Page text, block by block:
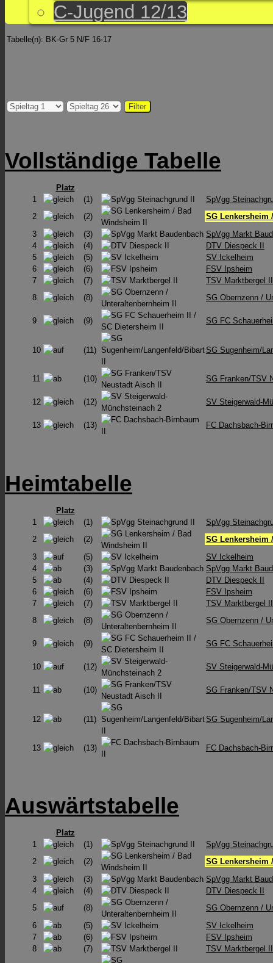
C-Jugend 12/13
Tabelle(n): BK-Gr 5 N/F 16-17
Vollständige Tabelle
Platz
1
(1)
SpVgg
2
(2)
SG Lenkersheim
3
(3)
SpVgg Markt
4
(4)
DTV Diespeck II
5
(5)
SV Ickelheim
6
(6)
FSV Ipsheim
7
(7)
TSV Marktbergel II
8
(8) SG Obernzenn /​
9 (9) SG FC
10 (11) SG Sugenheim/
11 (10) SG Franken/TSV
12 (12) SV Steigerwald-
13 (13) FC Dachsbach-
Heimtabelle
Platz
1
(1)
SpVgg
2
(2)
SG Lenkersheim
3
(5)
SV Ickelheim
4
(3)
SpVgg Markt
5
(4)
DTV Diespeck II
6
(6)
FSV Ipsheim
7
(7)
TSV Marktbergel II
8
(8) SG Obernzenn /​
9 (9) SG FC
10 (12) SV Steigerwald-
11 (10) SG Franken/TSV
12 (11) SG Sugenheim/
13 (13) FC Dachsbach-
Auswärtstabelle
Platz
1
(1)
SpVgg
2
(2)
SG Lenkersheim
3
(3)
SpVgg Markt
4
(4)
DTV Diespeck II
5
(8)
SG Obernzenn /​
6
(5)
SV Ickelheim
7
(6)
FSV Ipsheim
8
(7) TSV Marktbergel II